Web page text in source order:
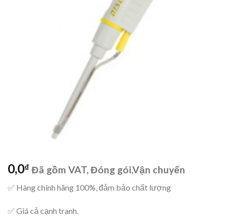
0,0₫ Đã gồm VAT, Đóng gói,Vận chuyển
✅ Hàng chính hãng 100%, đảm bảo chất lượng
✅ Giá cả cạnh tranh.